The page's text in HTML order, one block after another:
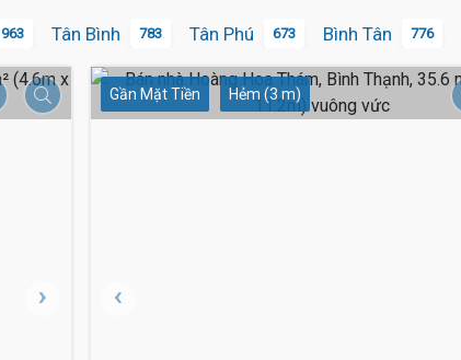
963 Tân Bình 783 Tân Phú 673 Bình Tân 776
Gần Mặt Tiền Hẻm (3 m)